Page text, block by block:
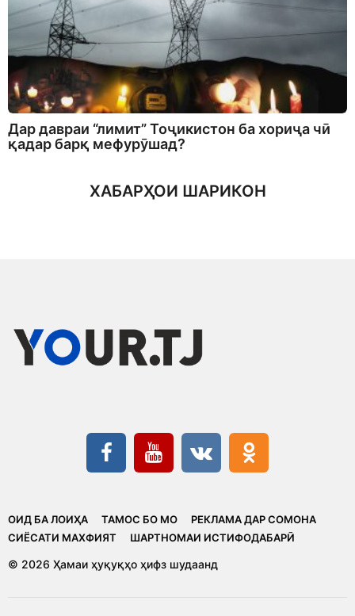
Дар давраи “лимит” Тоҷикистон ба хориҷа чӣ
қадар барқ мефурӯшад?
ХАБАРҲОИ ШАРИКОН
ОИД БА ЛОИҲА ТАМОС БО МО
РЕКЛАМА ДАР СОМОНА
CИЁСАТИ МАХФИЯТ
ШАРТНОМАИ ИСТИФОДАБАРӢ
© 2026 Ҳамаи ҳуқуқҳо ҳифз шудаанд